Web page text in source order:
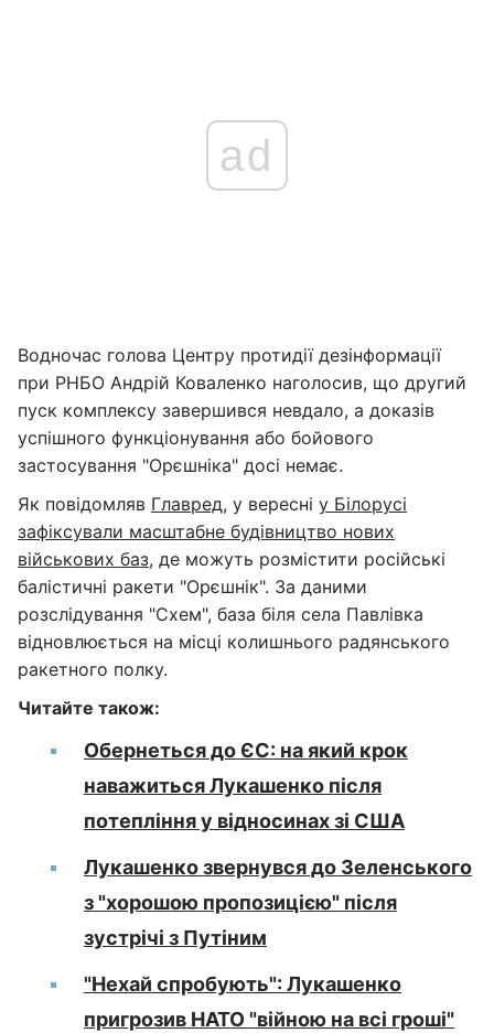
ad
Водночас голова Центру протидії дезінформації
при РНБО Андрій Коваленко наголосив, що другий
пуск комплексу завершився невдало, а доказів
успішного функціонування або бойового
застосування "Орєшніка" досі немає.
Як повідомляв Главред, у вересні у Білорусі
зафіксували масштабне будівництво нових
військових баз, де можуть розмістити російські
балістичні ракети "Орєшнік". За даними
розслідування "Схем", база біля села Павлівка
відновлюється на місці колишнього радянського
ракетного полку.
Читайте також:
Обернеться до ЄС: на який крок
наважиться Лукашенко після
потепління у відносинах зі США
Лукашенко звернувся до Зеленського
з "хорошою пропозицією" після
зустрічі з Путіним
"Нехай спробують": Лукашенко
пригрозив НАТО "війною на всі гроші"